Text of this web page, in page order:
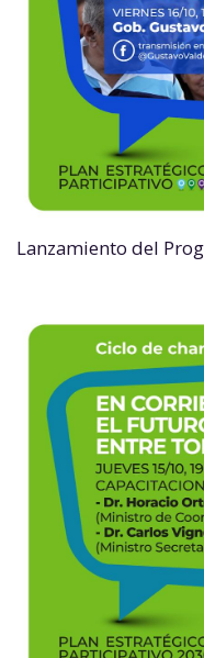
Lanzamiento del